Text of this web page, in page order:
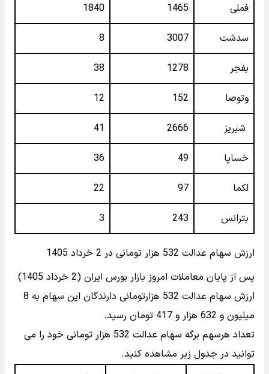
فملی 1465
1840
سدشت 3007
8
بفجر 1278
38
وتوصا 152
12
شبریز 2666
41
خساپا 49
36
لکما 97
22
بترانس 243
3
ارزش سهام عدالت 532 هزار تومانی در 2 خرداد 1405
پس از پایان معاملات امروز بازار بورس ایران (2 خرداد 1405)
ارزش سهام عدالت 532 هزارتومانی دارندگان این سهام به 8
میلیون و 632 هزار و 417 تومان رسید.
تعداد هرسهم برگه سهام عدالت 532 هزار تومانی خود را می
توانید در جدول زیر مشاهده کنید.